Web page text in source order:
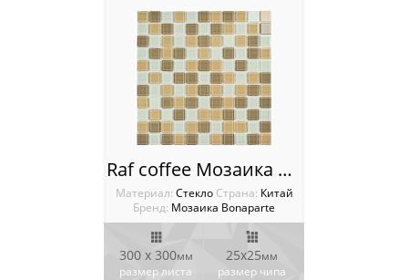
Raf coffee Мозаика Bonaparte
Материал: Стекло Cтрана: Китай
Бренд: Мозаика Bonaparte
300 x 300мм
размер листа
25x25мм
размер чипа